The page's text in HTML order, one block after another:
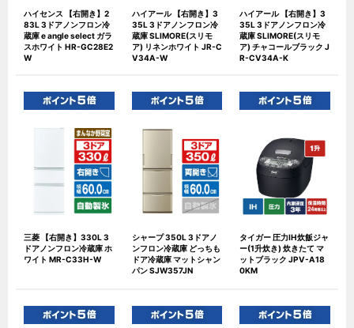
ハイセンス 【右開き】2
83L 3ドアノンフロン冷
蔵庫 e angle select ガラ
スホワイト HR-GC28E2
W
ハイアール 【右開き】3
35L 3ドアノンフロン冷
蔵庫 SLIMORE(スリモ
ア) リネンホワイト JR-C
V34A-W
ハイアール 【右開き】3
35L 3ドアノンフロン冷
蔵庫 SLIMORE(スリモ
ア) チャコールブラック J
R-CV34A-K
三菱 【右開き】330L 3
ドアノンフロン冷蔵庫 ホ
ワイト MR-C33H-W
シャープ 350L 3ドアノ
ンフロン冷蔵庫 どっちも
ドア冷蔵庫 マットシャン
パン SJW357JN
タイガー 圧力IH炊飯ジャ
ー(1升炊き) 炊きたて マ
ットブラック JPV-A18
0KM